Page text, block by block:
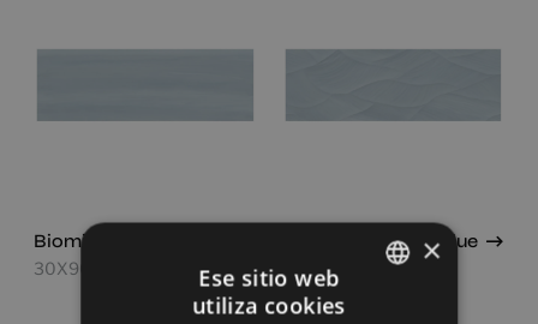
Biomim Blue
30X90
Biomim Concept Blue
30X90 ×
Ese sitio web
utiliza cookies